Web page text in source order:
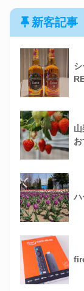
新客記事
ハ